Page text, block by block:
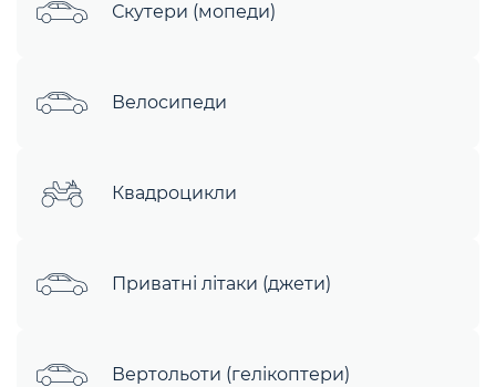
Скутери (мопеди)
Велосипеди
Квадроцикли
Приватні літаки (джети)
Вертольоти (гелікоптери)